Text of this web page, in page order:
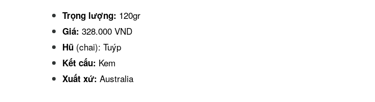
Trọng lượng: 120gr
Giá: 328.000 VND
Hũ (chai): Tuýp
Kết cấu: Kem
Xuất xứ: Australia